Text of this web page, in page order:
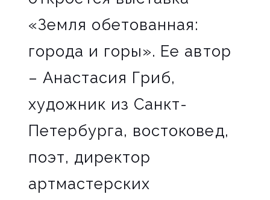
«Земля обетованная:
города и горы». Ее автор
– Анастасия Гриб,
художник из Санкт-
Петербурга, востоковед,
поэт, директор
артмастерских